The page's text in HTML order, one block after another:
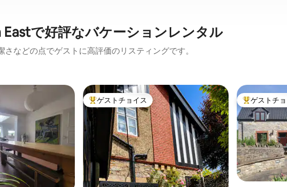
で好評なバケーションレンタル
さなどの点でゲストに高評価のリスティングです。
スです。 大好評のゲストチョイスです。
ゲストチョイス 大好評のゲス
ゲストチ